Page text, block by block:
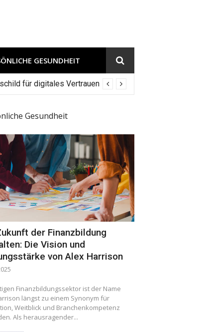
GESUNDHEIT
für digitales Vertrauen
Gesundheit
der Finanzbildung
Die Vision und
von Alex Harrison
Finanzbildungssektor ist der Name
längst zu einem Synonym für
Weitblick und Branchenkompetenz
Als herausragender...